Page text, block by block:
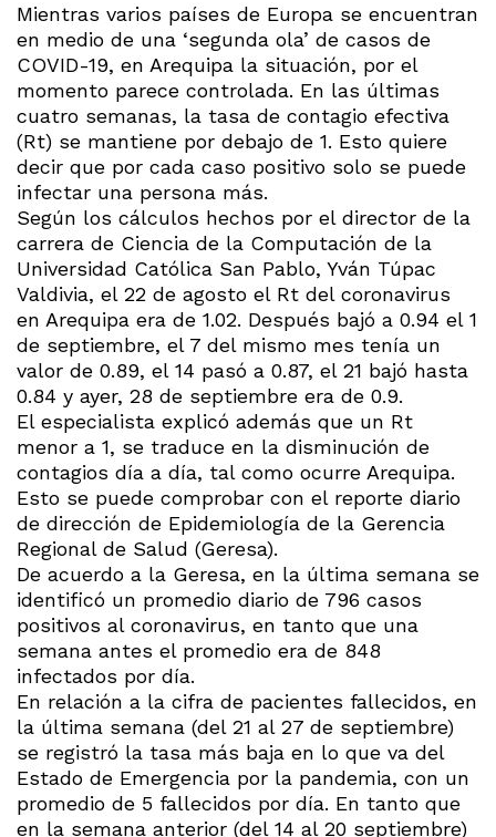
Mientras varios países de Europa se encuentran
en medio de una ‘segunda ola’ de casos de
COVID-19, en Arequipa la situación, por el
momento parece controlada. En las últimas
cuatro semanas, la tasa de contagio efectiva
(Rt) se mantiene por debajo de 1. Esto quiere
decir que por cada caso positivo solo se puede
infectar una persona más.
Según los cálculos hechos por el director de la
carrera de Ciencia de la Computación de la
Universidad Católica San Pablo, Yván Túpac
Valdivia, el 22 de agosto el Rt del coronavirus
en Arequipa era de 1.02. Después bajó a 0.94 el 1
de septiembre, el 7 del mismo mes tenía un
valor de 0.89, el 14 pasó a 0.87, el 21 bajó hasta
0.84 y ayer, 28 de septiembre era de 0.9.
El especialista explicó además que un Rt
menor a 1, se traduce en la disminución de
contagios día a día, tal como ocurre Arequipa.
Esto se puede comprobar con el reporte diario
de dirección de Epidemiología de la Gerencia
Regional de Salud (Geresa).
De acuerdo a la Geresa, en la última semana se
identificó un promedio diario de 796 casos
positivos al coronavirus, en tanto que una
semana antes el promedio era de 848
infectados por día.
En relación a la cifra de pacientes fallecidos, en
la última semana (del 21 al 27 de septiembre)
se registró la tasa más baja en lo que va del
Estado de Emergencia por la pandemia, con un
promedio de 5 fallecidos por día. En tanto que
en la semana anterior (del 14 al 20 septiembre)